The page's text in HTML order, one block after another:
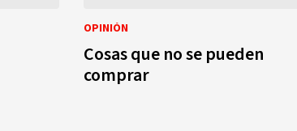
OPINIÓN
Cosas que no se pueden
comprar